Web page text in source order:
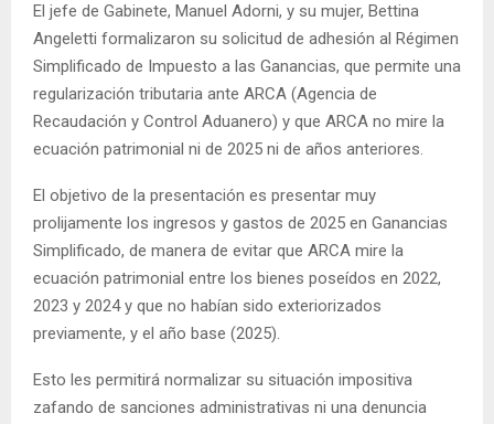
El jefe de Gabinete, Manuel Adorni, y su mujer, Bettina
Angeletti formalizaron su solicitud de adhesión al Régimen
Simplificado de Impuesto a las Ganancias, que permite una
regularización tributaria ante ARCA (Agencia de
Recaudación y Control Aduanero) y que ARCA no mire la
ecuación patrimonial ni de 2025 ni de años anteriores.
El objetivo de la presentación es presentar muy
prolijamente los ingresos y gastos de 2025 en Ganancias
Simplificado, de manera de evitar que ARCA mire la
ecuación patrimonial entre los bienes poseídos en 2022,
2023 y 2024 y que no habían sido exteriorizados
previamente, y el año base (2025).
Esto les permitirá normalizar su situación impositiva
zafando de sanciones administrativas ni una denuncia